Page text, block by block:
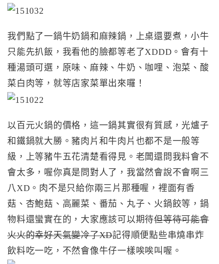
我們點了一鍋牛奶鍋和麻辣鍋，上桌還要煮，小牛
只能先扒飯，我看他的臉都等老了XDDD。會有十
種湯頭可選，原味、麻辣、牛奶、咖哩、泡菜、酸
菜白肉等，就等店家菜單出來囉！
以百元火鍋的價格，這一鍋其實很有質感，光爐子
和鐵鍋就大勝。豬肉片和牛肉片也都不是一般等
級，上等豬牛五花清楚看得見。老闆還問我料會不
會太多，喔你真是問對人了，我當然會說不會啊三
八XD。肉不是只給你兩三片那種喔，裡面有香
菇、杏鮑菇、高麗菜、番茄、丸子、火鍋餃等，鍋
物料還蠻實在的，大家應該可以期待但等待可能會
火火的幸好天氣變冷了XD記得順便點些串燒串炸
飲料吃一吃，不然會像牛仔一樣唉唉叫喔。